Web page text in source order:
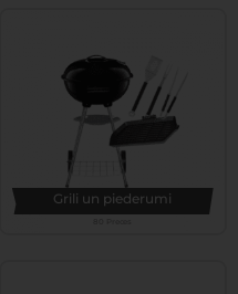
Grili un piederumi